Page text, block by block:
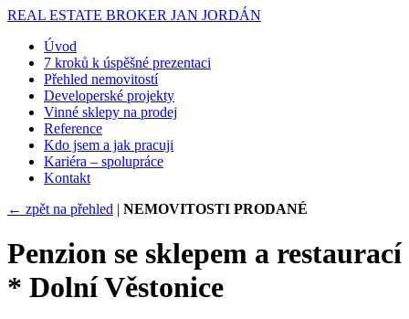
REAL ESTATE BROKER JAN JORDÁN
Úvod
7 kroků k úspěšné prezentaci
Přehled nemovitostí
Developerské projekty
Vinné sklepy na prodej
Reference
Kdo jsem a jak pracuji
Kariéra – spolupráce
Kontakt
← zpět na přehled | NEMOVITOSTI PRODANÉ
Penzion se sklepem a restaurací
* Dolní Věstonice